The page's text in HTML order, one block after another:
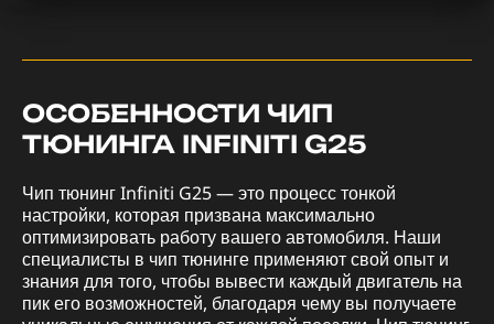
ОСОБЕННОСТИ ЧИП
ТЮНИНГА INFINITI G25
Чип тюнинг Infiniti G25 — это процесс тонкой
настройки, которая призвана максимально
оптимизировать работу вашего автомобиля. Наши
специалисты в чип тюнинге применяют свой опыт и
знания для того, чтобы вывести каждый двигатель на
пик его возможностей, благодаря чему вы получаете